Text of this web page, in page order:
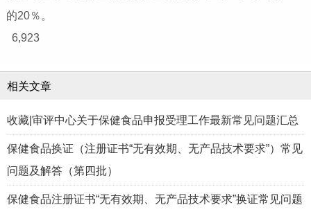
的20％。
6,923
相关文章
收藏|审评中心关于保健食品申报受理工作最新常见问题汇总
保健食品换证（注册证书“无有效期、无产品技术要求”）常见
问题及解答（第四批）
保健食品注册证书“无有效期、无产品技术要求”换证常见问题